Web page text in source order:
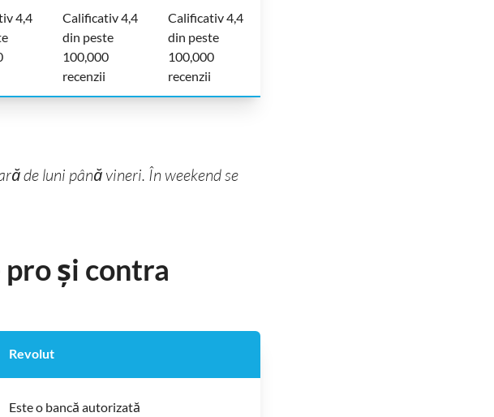
4,4
Calificativ 4,4
din peste
100,000
recenzii
Calificativ 4,4
din peste
100,000
recenzii
de luni până vineri. În weekend se
și contra
Revolut
Este o bancă autorizată